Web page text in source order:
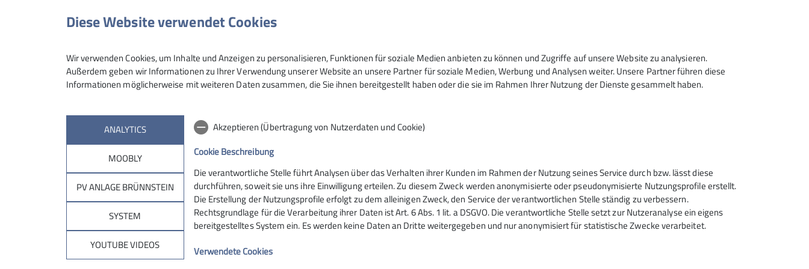
(Hierzu sollte heute nicht dein erster Tag in den Bergen oder an der Wand sein. Du solltest eigenständig klettern und sichern
Und auch das Berggehen, von Wandern und Laufen bis hin zu Klettersteigen oder „einfachen“ Klettereien, sollte dein Herz
höherschlagen lassen.
Du hast Lust bekommen, dich in der Natur und den Bergen zu bewegen und einfach eine coole Zeit zu haben, dann melde dich bei
Wir treffen uns immer donnerstags um 19 Uhr in der Kletterhalle in Stephanskirchen. (Gerade im Sommer, nach Absprache auch
gerne am Fels.)
Details
In der Mittwochsgruppe sind wir fast alle Ruheständler. Wir wollen mit Gleichgesinnten unsere Berge genießen und dem Andrang am
Wochenende entgehen. Auf leichen bis mittelschweren Bergwanderungen pflegen wir unsere sozialen Kontakt und erhalten unsere
Fitness.
Details
Sektion
Spenden
Brünnsteinhaus
Hüttentarife
Online-Reservierung
Kontakt
Hochrieshütte
Hüttentarife
Reservierung - Buchung
Sektion Rosenheim des
Deutschen Alpenvereins e.V.
Von-der-Tann-Str. 1 a
83022 Rosenheim
Diese Website verwendet Cookies
Wir verwenden Cookies, um Inhalte und Anzeigen zu personalisieren, Funktionen für soziale Medien anbieten zu können und Zugriffe auf unsere Website zu analysieren.
Außerdem geben wir Informationen zu Ihrer Verwendung unserer Website an unsere Partner für soziale Medien, Werbung und Analysen weiter. Unsere Partner führen diese
Informationen möglicherweise mit weiteren Daten zusammen, die Sie ihnen bereitgestellt haben oder die sie im Rahmen Ihrer Nutzung der Dienste gesammelt haben.
ANALYTICS
MOOBLY
PV ANLAGE BRÜNNSTEIN
SYSTEM
YOUTUBE VIDEOS
Akzeptieren (Übertragung von Nutzerdaten und Cookie)
Cookie Beschreibung
Die verantwortliche Stelle führt Analysen über das Verhalten ihrer Kunden im Rahmen der Nutzung seines Service durch bzw. lässt diese
durchführen, soweit sie uns ihre Einwilligung erteilen. Zu diesem Zweck werden anonymisierte oder pseudonymisierte Nutzungsprofile erstellt.
Die Erstellung der Nutzungsprofile erfolgt zu dem alleinigen Zweck, den Service der verantwortlichen Stelle ständig zu verbessern.
Rechtsgrundlage für die Verarbeitung ihrer Daten ist Art. 6 Abs. 1 lit. a DSGVO. Die verantwortliche Stelle setzt zur Nutzeranalyse ein eigens
bereitgestelltes System ein. Es werden keine Daten an Dritte weitergegeben und nur anonymisiert für statistische Zwecke verarbeitet.
Verwendete Cookies